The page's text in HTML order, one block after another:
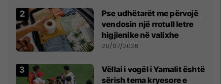
Pse udhëtarët me përvojë
vendosin një rrotull letre
higjienike në valixhe
20/07/2026
Vëllai i vogël i Yamalit është
sërish tema kryesore e